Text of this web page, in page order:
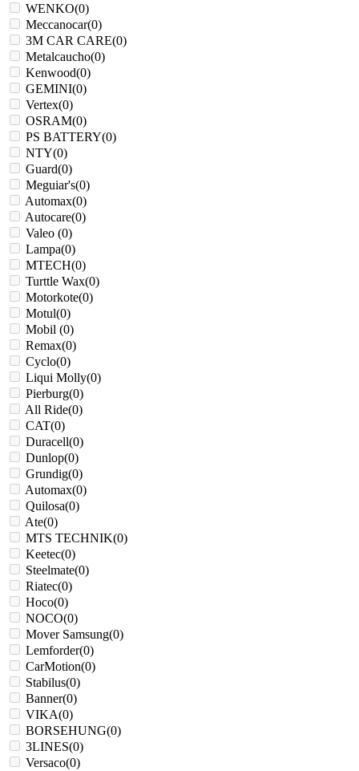
WENKO(0)
Meccanocar(0)
3M CAR CARE(0)
Metalcaucho(0)
Kenwood(0)
GEMINI(0)
Vertex(0)
OSRAM(0)
PS BATTERY(0)
NTY(0)
Guard(0)
Meguiar's(0)
Automax(0)
Autocare(0)
Valeo (0)
Lampa(0)
MTECH(0)
Turttle Wax(0)
Motorkote(0)
Motul(0)
Mobil (0)
Remax(0)
Cyclo(0)
Liqui Molly(0)
Pierburg(0)
All Ride(0)
CAT(0)
Duracell(0)
Dunlop(0)
Grundig(0)
Αutomax(0)
Quilosa(0)
Ate(0)
MTS TECHNIK(0)
Keetec(0)
Steelmate(0)
Riatec(0)
Hoco(0)
NOCO(0)
Mover Samsung(0)
Lemforder(0)
CarMotion(0)
Stabilus(0)
Banner(0)
VIKA(0)
BORSEHUNG(0)
3LINES(0)
Versaco(0)